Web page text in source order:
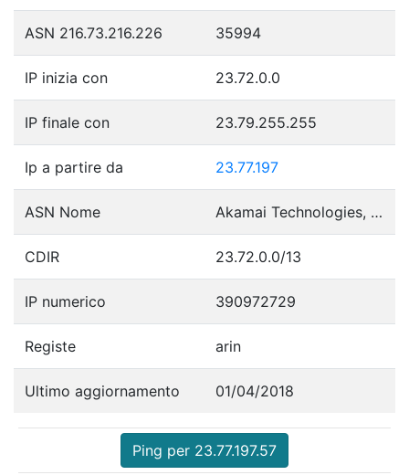
ASN 216.73.216.226 35994
IP inizia con 23.72.0.0
IP finale con 23.79.255.255
Ip a partire da 23.77.197
ASN Nome Akamai Technologies, Inc.
CDIR 23.72.0.0/13
IP numerico 390972729
Registe arin
Ultimo aggiornamento 01/04/2018
Ping per 23.77.197.57